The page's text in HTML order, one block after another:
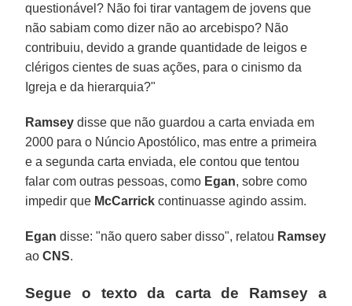
questionável? Não foi tirar vantagem de jovens que
não sabiam como dizer não ao arcebispo? Não
contribuiu, devido a grande quantidade de leigos e
clérigos cientes de suas ações, para o cinismo da
Igreja e da hierarquia?"
Ramsey disse que não guardou a carta enviada em
2000 para o Núncio Apostólico, mas entre a primeira
e a segunda carta enviada, ele contou que tentou
falar com outras pessoas, como Egan, sobre como
impedir que McCarrick continuasse agindo assim.
Egan disse: "não quero saber disso", relatou Ramsey
aoCNS.
Segue o texto da carta de Ramsey a